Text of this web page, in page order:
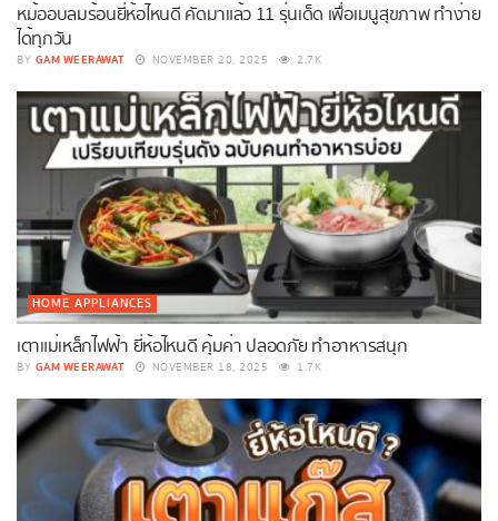
หม้ออบลมร้อนยี่ห้อไหนดี คัดมาแล้ว 11 รุ่นเด็ด เพื่อเมนูสุขภาพ ทำง่าย
ได้ทุกวัน
BY GAM WEERAWAT NOVEMBER 20, 2025 2.7K
HOME APPLIANCES
เตาแม่เหล็กไฟฟ้า ยี่ห้อไหนดี คุ้มค่า ปลอดภัย ทำอาหารสนุก
BY GAM WEERAWAT NOVEMBER 18, 2025 1.7K